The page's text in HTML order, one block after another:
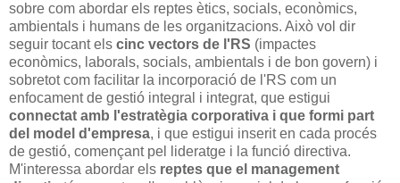
sobre com abordar els reptes ètics, socials, econòmics,
ambientals i humans de les organitzacions. Això vol dir
seguir tocant els cinc vectors de l'RS (impactes
econòmics, laborals, socials, ambientals i de bon govern) i
sobretot com facilitar la incorporació de l'RS com un
enfocament de gestió integral i integrat, que estigui
connectat amb l'estratègia corporativa i que formi part
del model d'empresa, i que estigui inserit en cada procés
de gestió, començant pel lideratge i la funció directiva.
M'interessa abordar els reptes que el management